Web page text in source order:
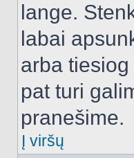
lange.
labai
arba
pat turi
pranešime.
Į viršų